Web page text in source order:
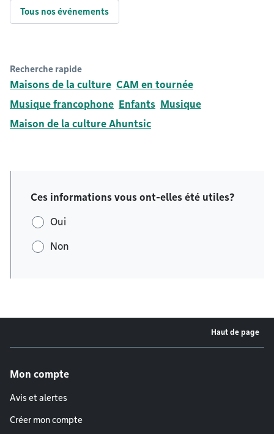
Tous nos événements
Recherche rapide
Maisons de la culture CAM en tournée
Musique francophone Enfants Musique
Maison de la culture Ahuntsic
Ces informations vous ont-elles été utiles?
Oui
Non
Haut de page
Mon compte
Avis et alertes
Créer mon compte